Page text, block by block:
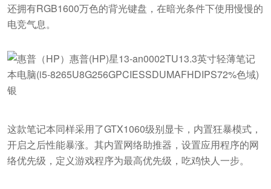
还拥有RGB1600万色的背光键盘，在暗光条件下使用慢慢的
电竞气息。
这款笔记本同样采用了GTX1060级别显卡，内置狂暴模式，
开启之后性能暴涨。其内置网络助推器，设置应用程序的网
络优先级，定义游戏程序为最高优先级，吃鸡快人一步。